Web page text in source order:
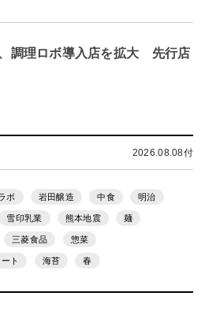
、調理ロボ導入店を拡大 先行店
2026.08.08付
ボ 岩田醸造 中食 明治
雪印乳業 熊本地震 麺
三菱食品 惣菜
ト 海苔 春